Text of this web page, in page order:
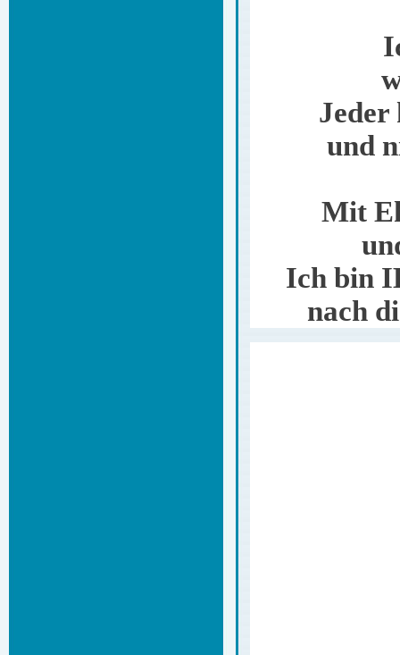
Jeder
und
Mit
Ich bin
nach